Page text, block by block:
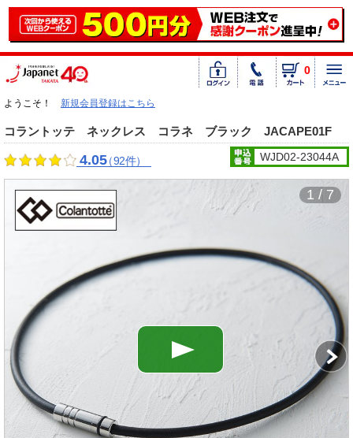
0
ようこそ！ 新規会員登録はこちら
コラントッテ ネックレス コラネ ブラック JACAPE01F
4.05（92件） WJD02-23044A
1 / 7